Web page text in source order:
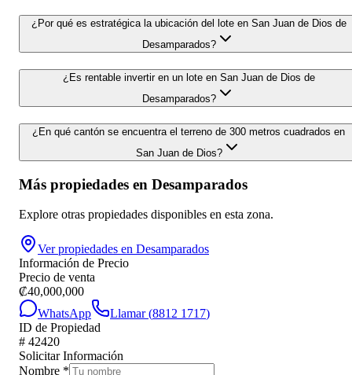
¿Por qué es estratégica la ubicación del lote en San Juan de Dios de
Desamparados?
¿Es rentable invertir en un lote en San Juan de Dios de
Desamparados?
¿En qué cantón se encuentra el terreno de 300 metros cuadrados en
San Juan de Dios?
Más propiedades en Desamparados
Explore otras propiedades disponibles en esta zona.
Ver propiedades en Desamparados
Información de Precio
Precio de venta
₡40,000,000
WhatsApp
Llamar (8812 1717)
ID de Propiedad
# 42420
Solicitar Información
Nombre *